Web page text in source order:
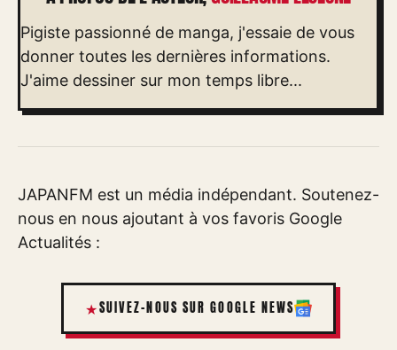
Pigiste passionné de manga, j'essaie de vous
donner toutes les dernières informations.
J'aime dessiner sur mon temps libre...
JAPANFM est un média indépendant. Soutenez-
nous en nous ajoutant à vos favoris Google
Actualités :
SUIVEZ-NOUS SUR GOOGLE NEWS